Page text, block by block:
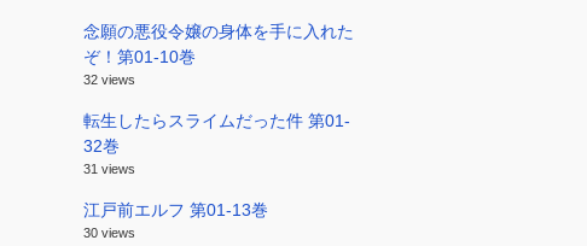
念願の悪役令嬢の身体を手に入れた
ぞ！第01-10巻
32 views
転生したらスライムだった件 第01-
32巻
31 views
江戸前エルフ 第01-13巻
30 views